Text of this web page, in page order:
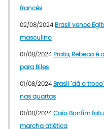
francês
02/08/2024 Brasil vence
masculino
01/08/2024 Prata, Rebeca é
para Biles
01/08/2024 Brasil "dá o
nas quartas
01/08/2024Caio Bonfim
marcha atlética